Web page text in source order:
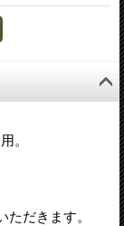
。
だきます。